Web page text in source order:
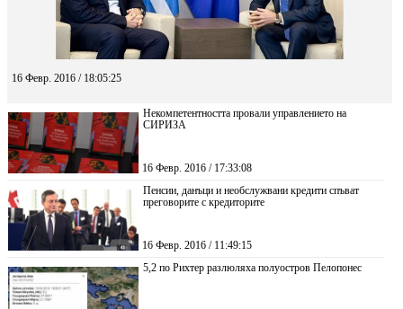
16 Февр. 2016 / 18:05:25
Некомпетентността провали управлението на
СИРИЗА
16 Февр. 2016 / 17:33:08
Пенсии, данъци и необслужвани кредити спъват
преговорите с кредиторите
16 Февр. 2016 / 11:49:15
5,2 по Рихтер разлюляха полуостров Пелопонес